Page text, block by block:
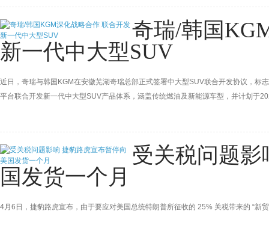
奇瑞/韩国
新一代中大型SUV
近日，奇瑞与韩国KGM在安徽芜湖奇瑞总部正式签署中大型SUV联合开发协议，
平台联合开发新一代中大型SUV产品体系，涵盖传统燃油及新能源车型，并计划于
受关税问题
国发货一个月
4月6日，捷豹路虎宣布，由于要应对美国总统特朗普所征收的 25% 关税带来的 “新